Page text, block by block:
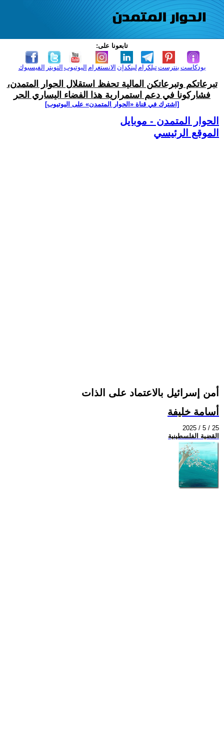
تابعونا على:
الفيسبوك التويتر اليوتيوب الانستغرام لينكدإن تيلكرامبنترست بودكاست
تبرعاتكم وتبرعاتكن المالية تحفظ استقلال الحوار المتمدن،
فشاركونا في دعم استمرارية هذا الفضاء اليساري الحر
[اشترك في قناة ‫«الحوار المتمدن» على اليوتيوب]
الحوار المتمدن - موبايل
الموقع الرئيسي
أمن إسرائيل بالاعتماد على الذات
أسامة خليفة
2025 / 5 / 25
القضية الفلسطينية